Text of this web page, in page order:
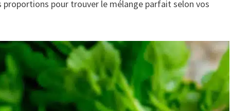
pour trouver le mélange parfait selon vos